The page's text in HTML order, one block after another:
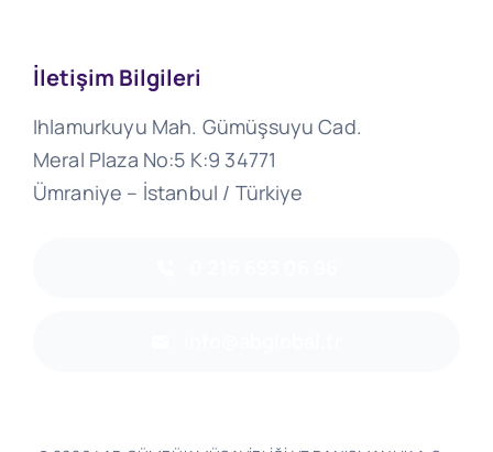
İletişim Bilgileri
Ihlamurkuyu Mah. Gümüşsuyu Cad.
Meral Plaza No:5 K:9 34771
Ümraniye – İstanbul / Türkiye